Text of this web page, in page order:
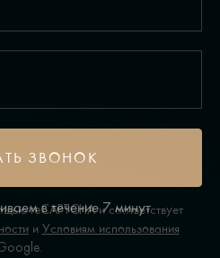
ЗВОНОК
в течение 7 минут
reCAPTCHA и соответствует
и Условиям использования